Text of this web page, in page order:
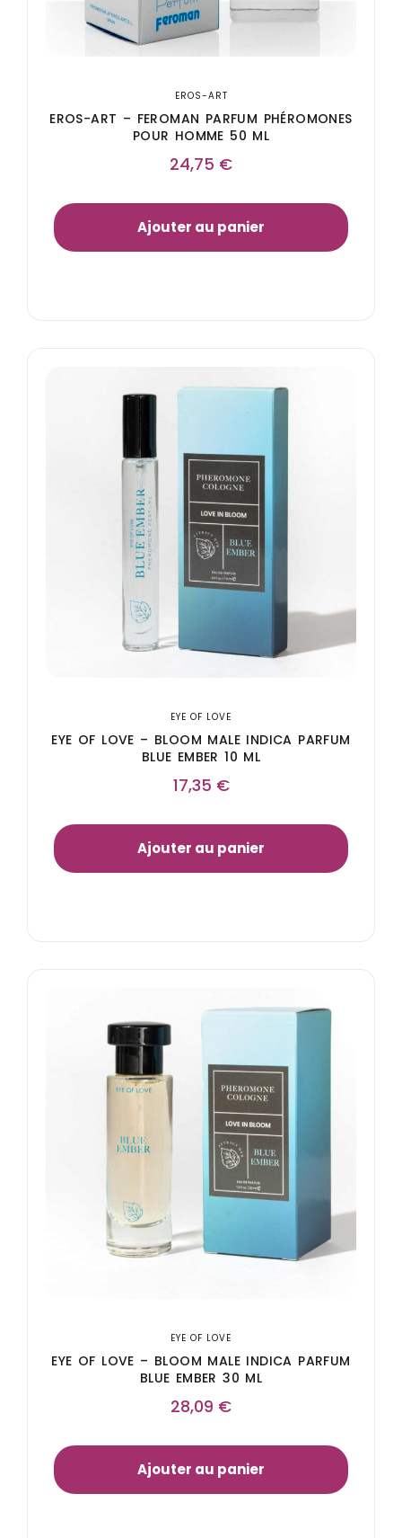
EROS-ART
EROS-ART – FEROMAN PARFUM PHÉROMONES
POUR HOMME 50 ML
24,75 €
Ajouter au panier
EYE OF LOVE
EYE OF LOVE – BLOOM MALE INDICA PARFUM
BLUE EMBER 10 ML
17,35 €
Ajouter au panier
EYE OF LOVE
EYE OF LOVE – BLOOM MALE INDICA PARFUM
BLUE EMBER 30 ML
28,09 €
Ajouter au panier